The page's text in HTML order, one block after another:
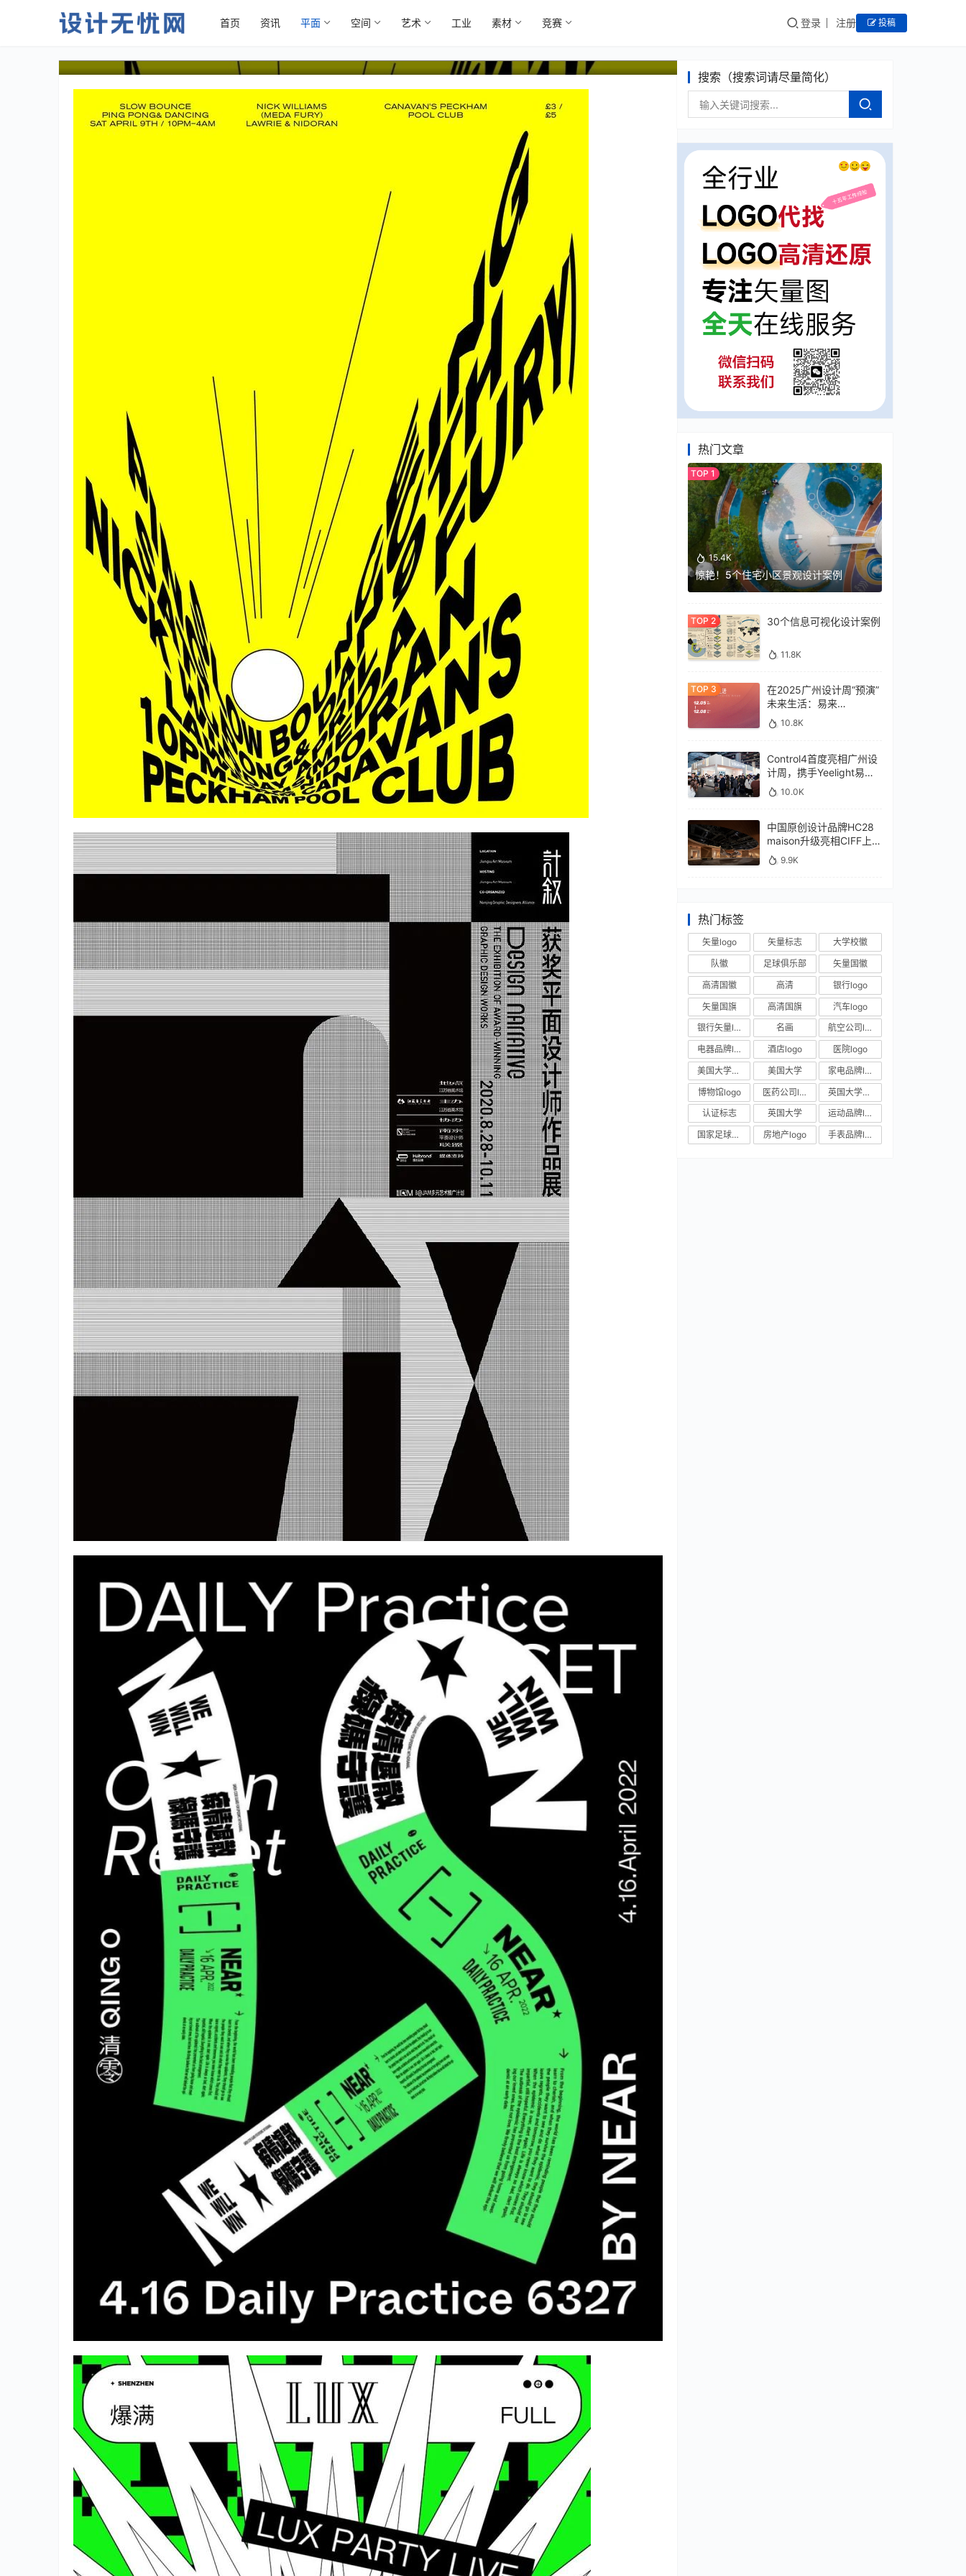
首页 资讯 平面 空间 艺术 工业 素材 竞赛 登录 注册 投稿
纯文字版面海报设计作品集
搜索（搜索词请尽量简化）
热门文章
15.4K
惊艳！5个住宅小区景观设计案例
30个信息可视化设计案例
11.8K
在2025广州设计周“预演”
未来生活：易来
xControl4展位待您亲鉴
10.8K
Control4首度亮相广州设
计周，携手Yeelight易来
深化本土战略
10.0K
中国原创设计品牌HC28
maison升级亮相CIFF上
海，汇聚设计巨擘
9.9K
热门标签
矢量logo 矢量标志
大学校徽
队徽
足球俱乐部
矢量国徽
高清国徽
高清
银行logo
矢量国旗
高清国旗
汽车logo
银行矢量logo
名画
航空公司logo
电器品牌logo
酒店logo
医院logo
美国大学校徽
美国大学
家电品牌logo
博物馆logo
医药公司logo
英国大学校徽
认证标志
英国大学
运动品牌logo
国家足球队队徽
房地产logo 手表品牌logo